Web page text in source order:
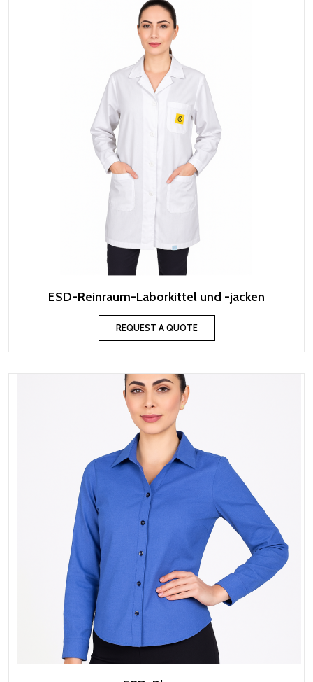
ESD-Reinraum-Laborkittel und -jacken
REQUEST A QUOTE